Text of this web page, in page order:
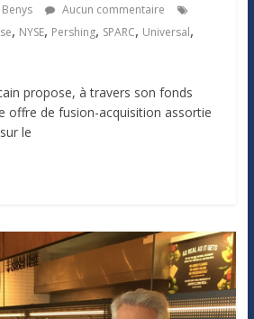
Aucun commentaire
, NYSE, Pershing, SPARC, Universal,
propose, à travers son fonds
offre de fusion-acquisition assortie
le